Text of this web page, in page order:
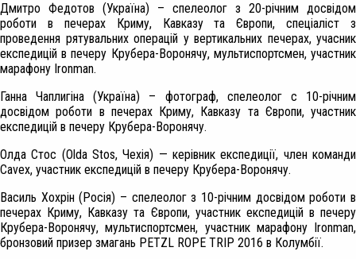
Дмитро Федотов (Україна)
– спелеолог з 20-річним досвідом
роботи в печерах Криму, Кавказу та Європи, спеціаліст з
проведення рятувальних операцій у вертикальних печерах, учасник
експедицій в печеру Крубера-Воронячу, мультиспортсмен, участник
марафону Ironman.
Ганна Чаплигіна (Україна)
– фотограф, спелеолог с 10-річним
досвідом роботи в печерах Криму, Кавказу та Європи, участник
експедицій в печеру Крубера-Воронячу.
Олда Стос (Olda Stos, Чехія) — керівник експедиції, член команди
Cavex, участник експедицій в печеру Крубера-Воронячу.
Василь Хохрін (Росія) – спелеолог з 10-річним досвідом роботи в
печерах Криму, Кавказу та Європи, участник експедицій в печеру
Крубера-Воронячу, мультиспортсмен, участник марафону Ironman,
бронзовий призер змагань PETZL ROPE TRIP 2016 в Колумбії.